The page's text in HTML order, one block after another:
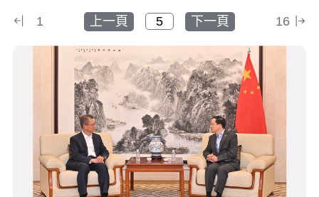
1 上一頁 下一頁 16